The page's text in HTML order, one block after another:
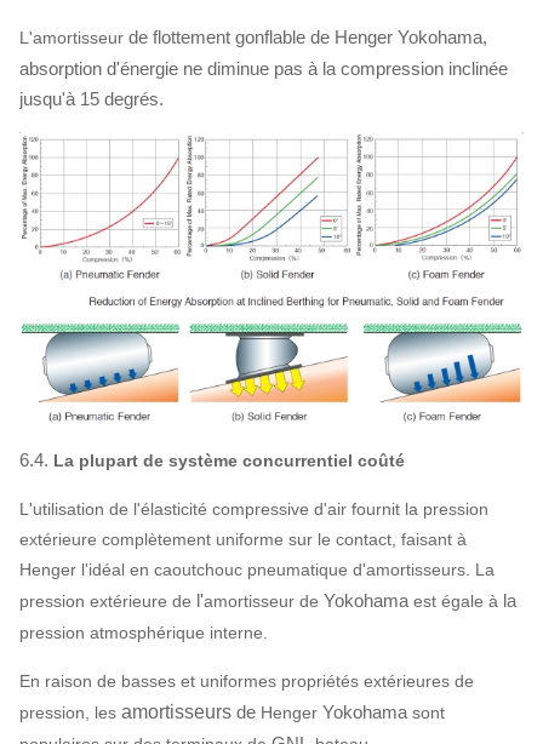
L'amortisseur de flottement gonflable de Henger Yokohama,
absorption d'énergie ne diminue pas à la compression inclinée
jusqu'à 15 degrés.
6.4. La plupart de système concurrentiel coûté
L'utilisation de l'élasticité compressive d'air fournit la pression
extérieure complètement uniforme sur le contact, faisant à
Henger l'idéal en caoutchouc pneumatique d'amortisseurs. La
pression extérieure de l'amortisseur de Yokohama est égale à la
pression atmosphérique interne.
En raison de basses et uniformes propriétés extérieures de
pression, les amortisseurs de Henger Yokohama sont